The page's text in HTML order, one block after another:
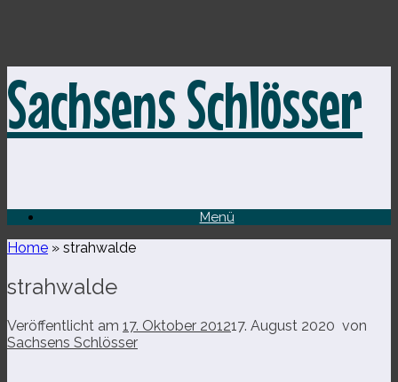
Inhalt
springen
Sachsens Schlösser
Menü
Home » strahwalde
strahwalde
Veröffentlicht am 17. Oktober 201217. August 2020 von
Sachsens Schlösser